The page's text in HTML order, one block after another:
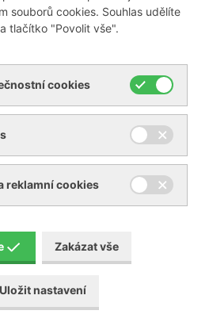
zařízení jiných výrobců na
pravidelné školení u
území zastupujeme.
činnost a služby
souborů cookies. Souhlas udělíte
tlačítko "Povolit vše".
cookies
reklamní cookies
Zakázat vše
Uložit nastavení